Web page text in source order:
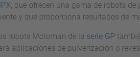
, que ofrecen una gama de robots
y que proporciona resultados de
robots Motoman de la serie GP
aplicaciones de pulverización o